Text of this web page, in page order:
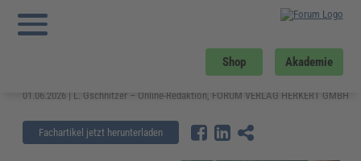
Shop Akademie
Sie sind hier:
Handyverbot an
Schulen: Gesetz, Studien sowie Pro und Contra
Handyverbot an Schulen: Gesetz,
Studien sowie Pro und Contra
01.06.2026 | L. Gschnitzer – Online-Redaktion, FORUM VERLAG HERKERT GMBH
Fachartikel jetzt herunterladen